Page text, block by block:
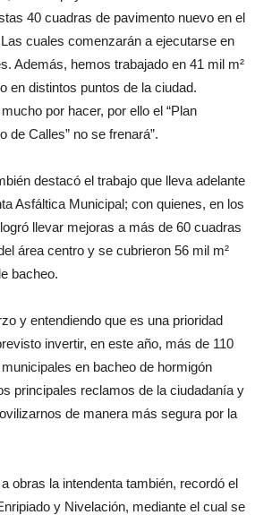
40 cuadras de pavimento nuevo en el
cuales comenzarán a ejecutarse en
Además, hemos trabajado en 41 mil m²
en distintos puntos de la ciudad.
por hacer, por ello el “Plan
de Calles” no se frenará”.
destacó el trabajo que lleva adelante
Asfáltica Municipal; con quienes, en los
llevar mejoras a más de 60 cuadras
área centro y se cubrieron 56 mil m²
bacheo.
y entendiendo que es una prioridad
invertir, en este año, más de 110
en bacheo de hormigón
principales reclamos de la ciudadanía y
de manera más segura por la
obras la intendenta también, recordó el
y Nivelación, mediante el cual se